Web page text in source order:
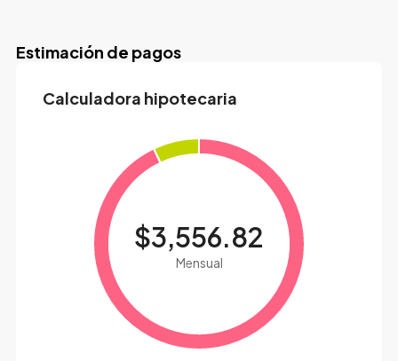
Estimación de pagos
Calculadora hipotecaria
$3,556.82
Mensual